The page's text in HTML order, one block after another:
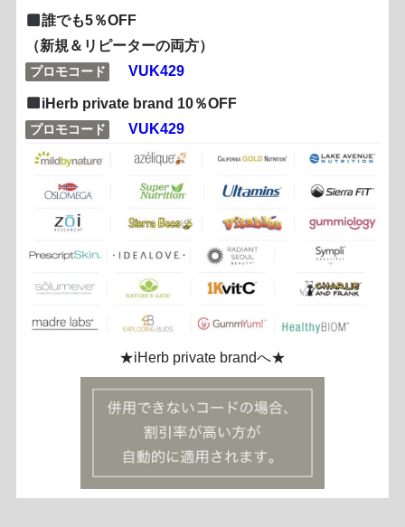
誰でも5％OFF
（新規＆リピーターの両方）
プロモコード VUK429
iHerb private brand 10％OFF
プロモコード VUK429
★iHerb private brandへ★